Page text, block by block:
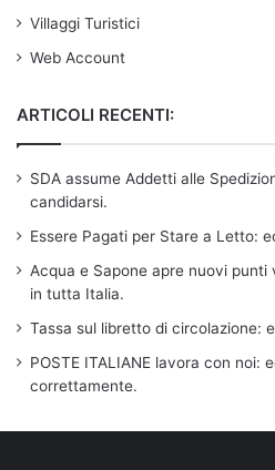
Villaggi Turistici
Web Account
ARTICOLI RECENTI:
SDA assume Addetti alle
candidarsi.
Essere Pagati per Stare a Letto:
Acqua e Sapone apre nuovi punti
in tutta Italia.
Tassa sul libretto di circolazione:
POSTE ITALIANE lavora con noi:
correttamente.